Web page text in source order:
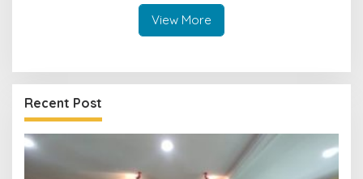
View More
Recent Post